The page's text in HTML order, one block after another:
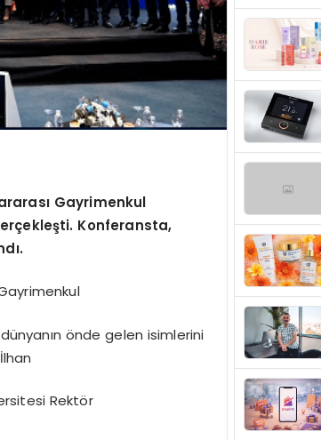
Gayrimenkul
ti. Konferansta,
önde gelen isimlerini
Rektör